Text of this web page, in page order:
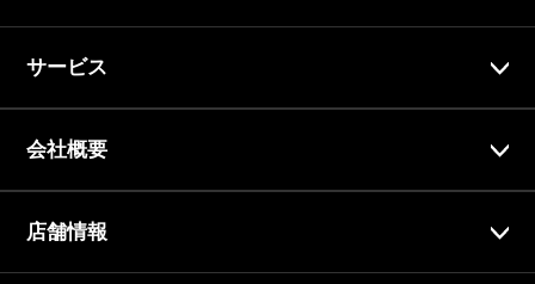
サービス
会社概要
店舗情報